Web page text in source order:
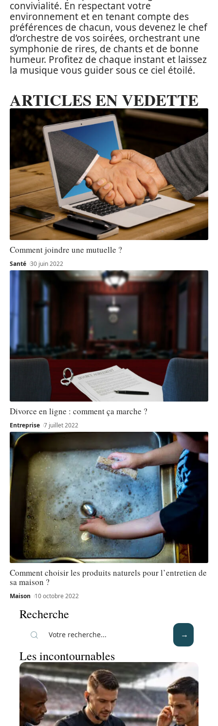
convivialité. En respectant votre
environnement et en tenant compte des
préférences de chacun, vous devenez le chef
d’orchestre de vos soirées, orchestrant une
symphonie de rires, de chants et de bonne
humeur. Profitez de chaque instant et laissez
la musique vous guider sous ce ciel étoilé.
ARTICLES EN VEDETTE
Comment joindre une mutuelle ?
Santé 30 juin 2022
Divorce en ligne : comment ça marche ?
Entreprise 7 juillet 2022
Comment choisir les produits naturels pour l’entretien de
sa maison ?
Maison 10 octobre 2022
Recherche
Les incontournables